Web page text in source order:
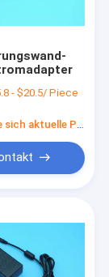
- $20.5/ Piece